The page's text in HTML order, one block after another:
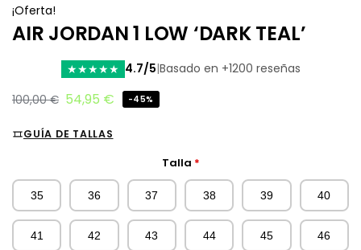
¡Oferta!
AIR JORDAN 1 LOW ‘DARK TEAL’
★★★★★ 4.7/5|Basado en +1200 reseñas
100,00€ 54,95 € -45%
GUÍA DE TALLAS
Talla *
35 36 37 38 39 40
41 42 43 44 45 46